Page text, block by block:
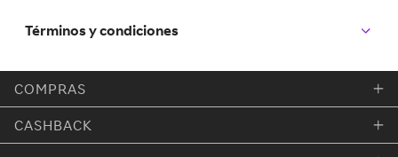
Términos y condiciones
COMPRAS
CASHBACK